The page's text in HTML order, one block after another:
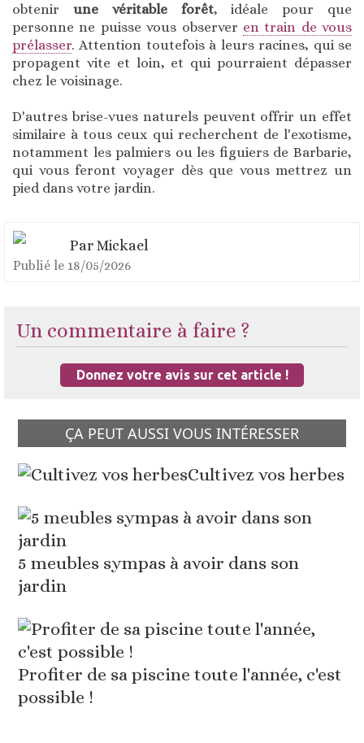
obtenir une véritable forêt, idéale pour que
personne ne puisse vous observer en train de vous
prélasser. Attention toutefois à leurs racines, qui se
propagent vite et loin, et qui pourraient dépasser
chez le voisinage.
D'autres brise-vues naturels peuvent offrir un effet
similaire à tous ceux qui recherchent de l'exotisme,
notamment les palmiers ou les figuiers de Barbarie,
qui vous feront voyager dès que vous mettrez un
pied dans votre jardin.
Par Mickael
Publié le 18/05/2026
Un commentaire à faire ?
Donnez votre avis sur cet article !
ÇA PEUT AUSSI VOUS INTÉRESSER
Cultivez vos herbes
5 meubles sympas à avoir dans son
jardin
Profiter de sa piscine toute l'année, c'est
possible !